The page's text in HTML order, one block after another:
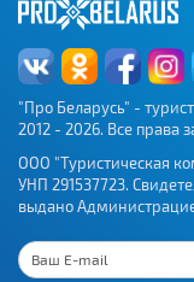
"Про Беларусь" -
2012 - 2026. Все права
ООО "Туристическая
УНП 291537723.
выдано